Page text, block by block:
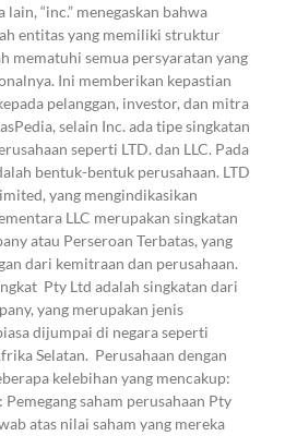
“inc.” menegaskan bahwa
entitas yang memiliki struktur
mematuhi semua persyaratan yang
Ini memberikan kepastian
pelanggan, investor, dan mitra
selain Inc. ada tipe singkatan
seperti LTD. dan LLC. Pada
bentuk-bentuk perusahaan. LTD
yang mengindikasikan
LLC merupakan singkatan
atau Perseroan Terbatas, yang
dari kemitraan dan perusahaan.
Pty Ltd adalah singkatan dari
yang merupakan jenis
dijumpai di negara seperti
Selatan. Perusahaan dengan
kelebihan yang mencakup:
Pemegang saham perusahaan Pty
atas nilai saham yang mereka